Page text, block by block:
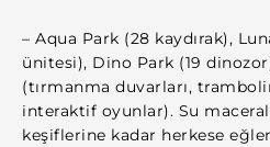
– Aqua Park (28 kaydırak),
ünitesi), Dino Park (19
(tırmanma duvarları,
interaktif oyunlar). Su
keşiflerine kadar herkese